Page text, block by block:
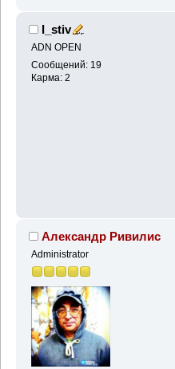
I_stiv
ADN OPEN
Сообщений: 19
Карма: 2
Александр Ривилис
Administrator